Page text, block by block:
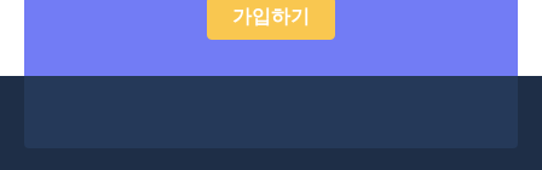
가입하기